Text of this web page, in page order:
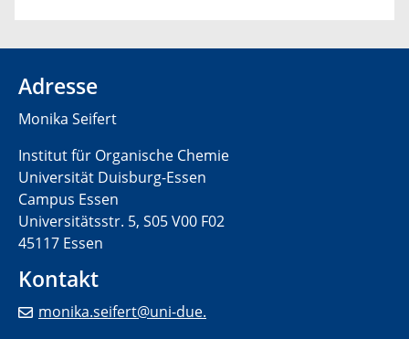
Adresse
Monika Seifert
Institut für Organische Chemie
Universität Duisburg-Essen
Campus Essen
Universitätsstr. 5, S05 V00 F02
45117 Essen
Kontakt
monika.seifert@uni-due.